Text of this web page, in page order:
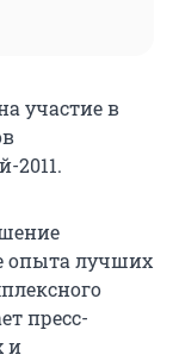
участие в
2011.
опыта лучших
пресс-
и